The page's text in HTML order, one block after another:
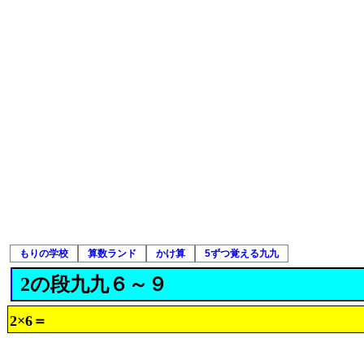
もりの学校 算数ランド かけ算 5ずつ覚える九九
2の段九九６～９
2×6＝